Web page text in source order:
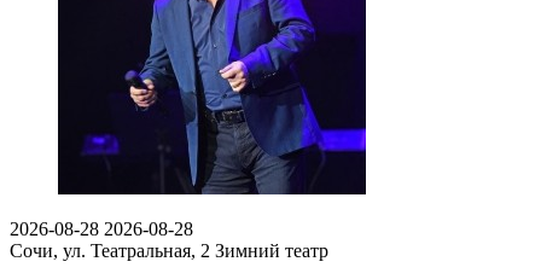
2026-08-28 2026-08-28
Сочи, ул. Театральная, 2 Зимний театр